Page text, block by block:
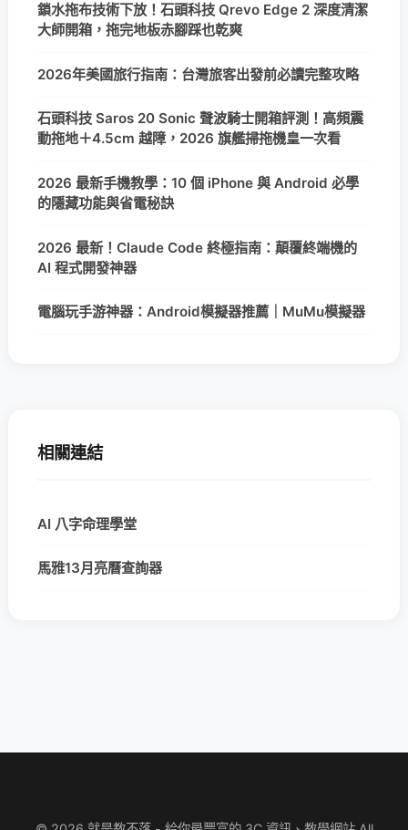
鎖水拖布技術下放！石頭科技 Qrevo Edge 2 深度清潔
大師開箱，拖完地板赤腳踩也乾爽
2026年美國旅行指南：台灣旅客出發前必讀完整攻略
石頭科技 Saros 20 Sonic 聲波騎士開箱評測！高頻震
動拖地＋4.5cm 越障，2026 旗艦掃拖機皇一次看
2026 最新手機教學：10 個 iPhone 與 Android 必學
的隱藏功能與省電秘訣
2026 最新！Claude Code 終極指南：顛覆終端機的
AI 程式開發神器
電腦玩手游神器：Android模擬器推薦｜MuMu模擬器
相關連結
AI 八字命理學堂
馬雅13月亮曆查詢器